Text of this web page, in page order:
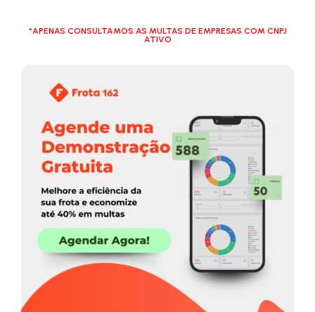
*APENAS CONSULTAMOS AS MULTAS DE EMPRESAS COM CNPJ
ATIVO